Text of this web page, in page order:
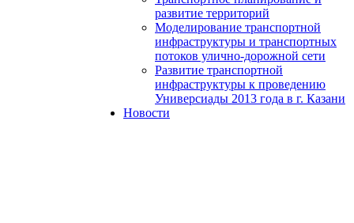
развитие территорий
Моделирование транспортной
инфраструктуры и транспортных
потоков улично-дорожной сети
Развитие транспортной
инфраструктуры к проведению
Универсиады 2013 года в г. Казани
Новости